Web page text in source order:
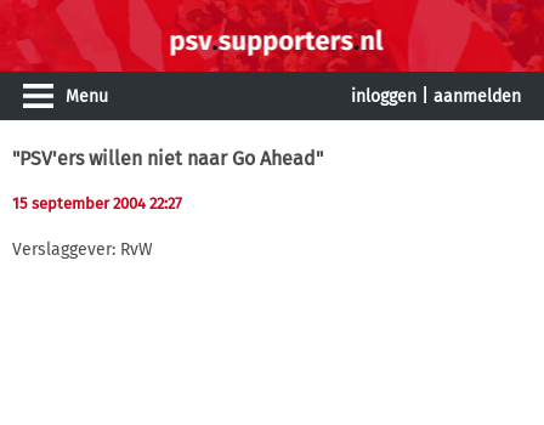
Menu inloggen aanmelden
"PSV'ers willen niet naar Go Ahead"
15 september 2004 22:27
Verslaggever: RvW